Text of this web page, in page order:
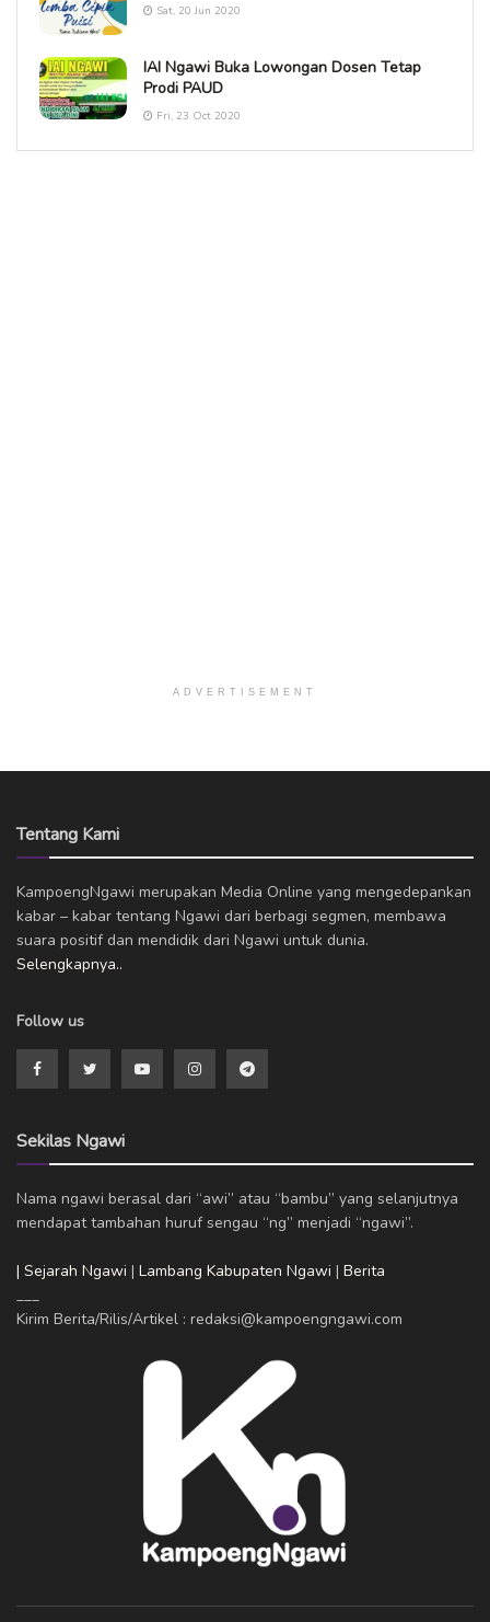
Sat, 20 Jun 2020
IAI Ngawi Buka Lowongan Dosen Tetap
Prodi PAUD
Fri, 23 Oct 2020
ADVERTISEMENT
Tentang Kami
KampoengNgawi merupakan Media Online yang mengedepankan
kabar – kabar tentang Ngawi dari berbagi segmen, membawa
suara positif dan mendidik dari Ngawi untuk dunia.
Selengkapnya..
Follow us
Sekilas Ngawi
Nama ngawi berasal dari “awi” atau “bambu” yang selanjutnya
mendapat tambahan huruf sengau “ng” menjadi “ngawi”.
| Sejarah Ngawi | Lambang Kabupaten Ngawi | Berita
Kirim Berita/Rilis/Artikel : redaksi@kampoengngawi.com